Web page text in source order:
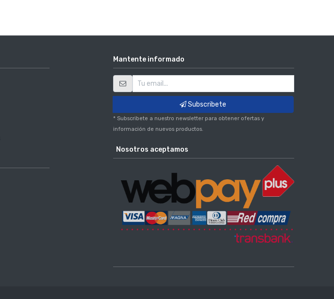
Mantente informado
Subscribete
* Subscribete a nuestro newsletter para obtener ofertas y
información de nuevos productos.
Nosotros aceptamos